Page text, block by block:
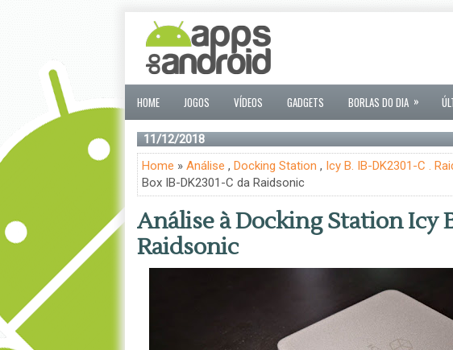
HOME JOGOS VÍDEOS GADGETS BORLAS DO DIA »
11/12/2018
Home » Análise , Docking Station , Icy B. IB-DK2301-C .
Box IB-DK2301-C da Raidsonic
Análise à Docking Station Icy
Raidsonic